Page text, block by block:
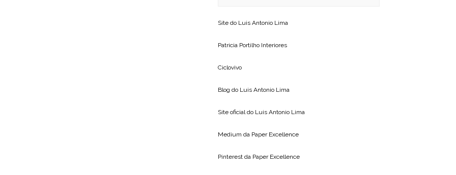
Site do Luis Antonio Lima
Patricia Portilho Interiores
Ciclovivo
Blog do Luis Antonio Lima
Site oficial do Luis Antonio Lima
Medium da Paper Excellence
Pinterest da Paper Excellence